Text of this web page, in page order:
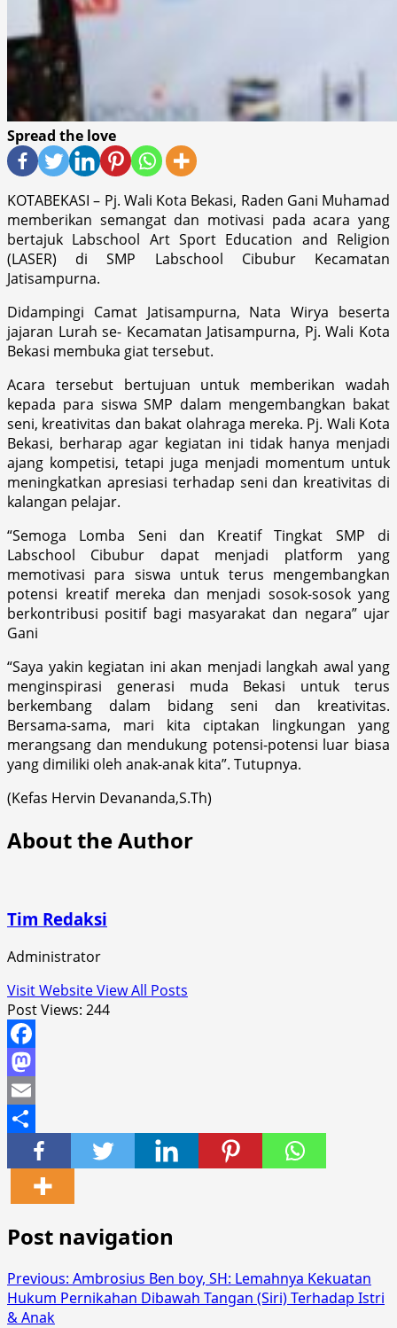
Spread the love
KOTABEKASI – Pj. Wali Kota Bekasi, Raden Gani Muhamad
memberikan semangat dan motivasi pada acara yang
bertajuk Labschool Art Sport Education and Religion
(LASER) di SMP Labschool Cibubur Kecamatan
Jatisampurna.
Didampingi Camat Jatisampurna, Nata Wirya beserta
jajaran Lurah se- Kecamatan Jatisampurna, Pj. Wali Kota
Bekasi membuka giat tersebut.
Acara tersebut bertujuan untuk memberikan wadah
kepada para siswa SMP dalam mengembangkan bakat
seni, kreativitas dan bakat olahraga mereka. Pj. Wali Kota
Bekasi, berharap agar kegiatan ini tidak hanya menjadi
ajang kompetisi, tetapi juga menjadi momentum untuk
meningkatkan apresiasi terhadap seni dan kreativitas di
kalangan pelajar.
“Semoga Lomba Seni dan Kreatif Tingkat SMP di
Labschool Cibubur dapat menjadi platform yang
memotivasi para siswa untuk terus mengembangkan
potensi kreatif mereka dan menjadi sosok-sosok yang
berkontribusi positif bagi masyarakat dan negara” ujar
Gani
“Saya yakin kegiatan ini akan menjadi langkah awal yang
menginspirasi generasi muda Bekasi untuk terus
berkembang dalam bidang seni dan kreativitas.
Bersama-sama, mari kita ciptakan lingkungan yang
merangsang dan mendukung potensi-potensi luar biasa
yang dimiliki oleh anak-anak kita”. Tutupnya.
(Kefas Hervin Devananda,S.Th)
About the Author
Tim Redaksi
Administrator
Visit WebsiteView All Posts
Post Views: 244
Facebook
Mastodon
Email
Share
Post navigation
Previous: Ambrosius Ben boy, SH: Lemahnya Kekuatan
Hukum Pernikahan Dibawah Tangan (Siri) Terhadap Istri
& Anak